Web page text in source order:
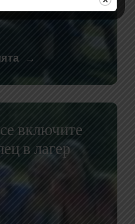
включите
в лагер